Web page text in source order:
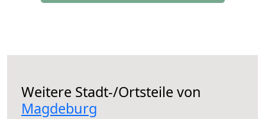
Weitere Stadt-/Ortsteile von
Magdeburg